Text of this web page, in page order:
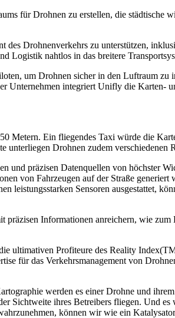
für Drohnen zu erstellen, die städtische
des Drohnenverkehrs zu unterstützen,
Logistik nahtlos in das breitere
um Drohnen sicher in den Luftraum
Unternehmen integriert Unifly die
Metern. Ein fliegendes Taxi würde die
Drohnen zudem verschiedenen
und präzisen Datenquellen von höchster
von Fahrzeugen auf der Straße
Sensoren ausgestattet,
Informationen anreichern, wie
ultimativen Profiteure des Reality
für das Verkehrsmanagement von
werden es einer Drohne und
Sichtweite ihres Betreibers fliegen. Und
können wir wie ein